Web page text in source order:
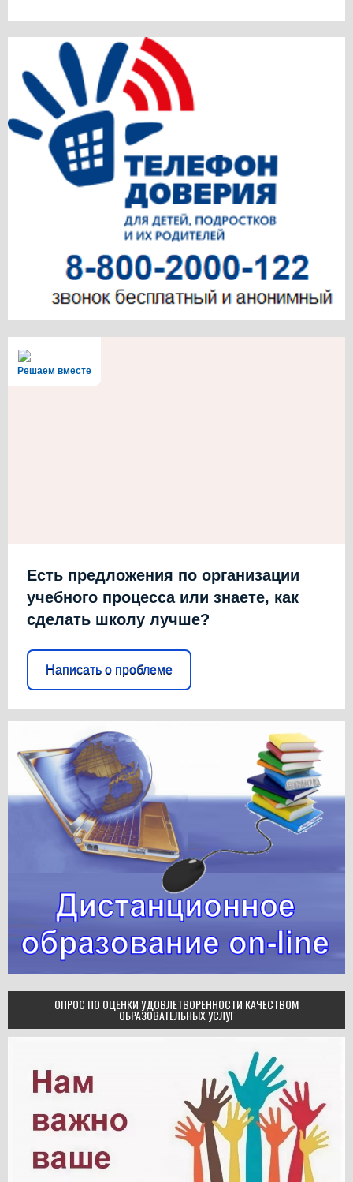
Решаем вместе
Есть предложения по организации
учебного процесса или знаете, как
сделать школу лучше?
Написать о проблеме
ОПРОС ПО ОЦЕНКИ УДОВЛЕТВОРЕННОСТИ КАЧЕСТВОМ
ОБРАЗОВАТЕЛЬНЫХ УСЛУГ